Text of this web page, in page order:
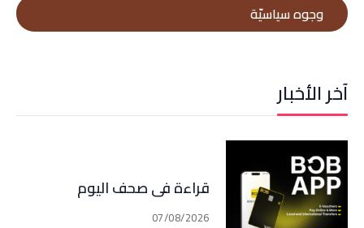
وجوه سياسيّة
آخر الأخبار
قراءة في صحف اليوم
07/08/2026